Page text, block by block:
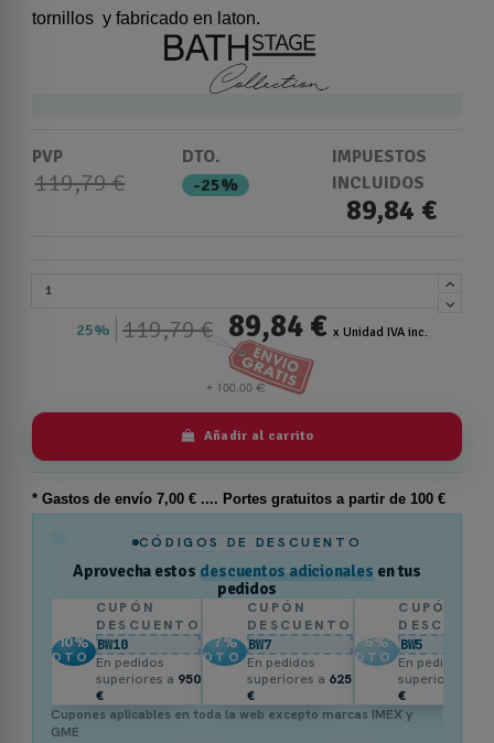
tornillos y fabricado en laton.
PVP
119,79 €
DTO.
-25%
IMPUESTOS
INCLUIDOS
89,84 €
25% 119,79 € 89,84 € x Unidad IVA inc.
Añadir al carrito
* Gastos de envío 7,00 € .... Portes gratuitos a partir de 100 €
CÓDIGOS DE DESCUENTO
Aprovecha estos descuentos adicionales en tus
pedidos
10%
DTO.
CUPÓN
DESCUENTO
BW10
En pedidos
superiores a 950
€
7%
DTO.
CUPÓN
DESCUENTO
BW7
En pedidos
superiores a 625
€
5%
DTO.
CUPÓN
BW5
En pedidos
superiores a
€
Cupones aplicables en toda la web excepto marcas IMEX y
GME